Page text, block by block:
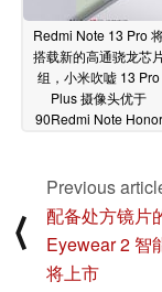
Redmi Note 13 Pro
搭载新的高通骁龙芯
组，小米吹嘘 13 Pro
Plus 摄像头优于
90Redmi Note Honor
⟨
Previous
配备处方镜片
Eyewear 2 智
将上市